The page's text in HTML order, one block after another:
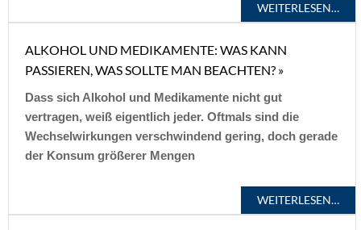
WEITERLESEN…
ALKOHOL UND MEDIKAMENTE: WAS KANN
PASSIEREN, WAS SOLLTE MAN BEACHTEN? »
Dass sich Alkohol und Medikamente nicht gut
vertragen, weiß eigentlich jeder. Oftmals sind die
Wechselwirkungen verschwindend gering, doch gerade
der Konsum größerer Mengen
WEITERLESEN…